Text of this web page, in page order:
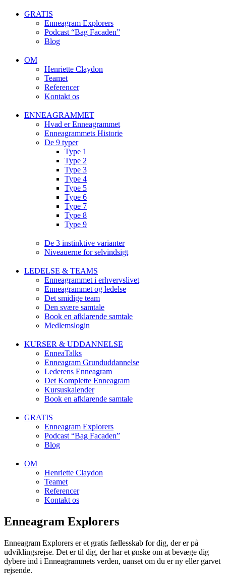
GRATIS
Enneagram Explorers
Podcast “Bag Facaden”
Blog
OM
Henriette Claydon
Teamet
Referencer
Kontakt os
ENNEAGRAMMET
Hvad er Enneagrammet
Enneagrammets Historie
De 9 typer
Type 1
Type 2
Type 3
Type 4
Type 5
Type 6
Type 7
Type 8
Type 9
De 3 instinktive varianter
Niveauerne for selvindsigt
LEDELSE & TEAMS
Enneagrammet i erhvervslivet
Enneagrammet og ledelse
Det smidige team
Den svære samtale
Book en afklarende samtale
Medlemslogin
KURSER & UDDANNELSE
EnneaTalks
Enneagram Grunduddannelse
Lederens Enneagram
Det Komplette Enneagram
Kursuskalender
Book en afklarende samtale
GRATIS
Enneagram Explorers
Podcast “Bag Facaden”
Blog
OM
Henriette Claydon
Teamet
Referencer
Kontakt os
Enneagram Explorers
Enneagram Explorers er et gratis fællesskab for dig, der er på
udviklingsrejse. Det er til dig, der har et ønske om at bevæge dig
dybere ind i Enneagrammets verden, uanset om du er ny eller garvet
rejsende.